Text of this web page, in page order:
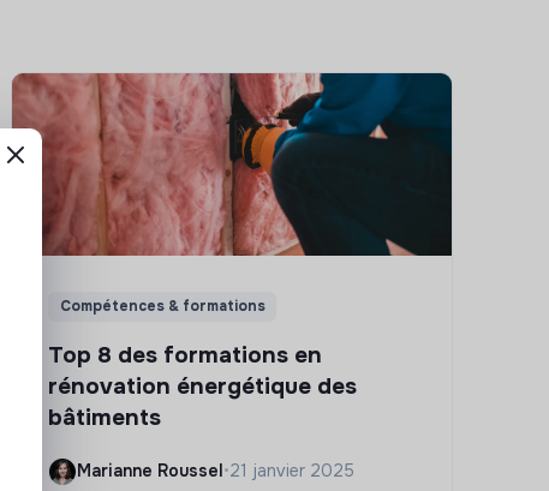
Compétences & formations
Top 8 des formations en
rénovation énergétique des
bâtiments
Marianne Roussel•21 janvier 2025